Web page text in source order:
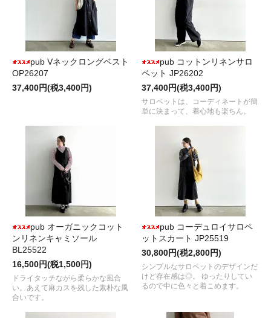
pub Vネックロングベスト
OP26207
37,400円(税3,400円)
pub コットンリネンサロ
ペット JP26202
37,400円(税3,400円)
サロペットは、コーディネートが簡
単に決まって、着心地も楽ちん。
pub オーガニックコット
ンリネンキャミソール
BL25522
16,500円(税1,500円)
ドライタッチながら柔らかな風合
い。あえて麻カスを残した素朴な風
合いです。
pub コーデュロイサロペ
ットスカート JP25519
30,800円(税2,800円)
シンプルなサロペットのデザインだ
けど存在感は◎。 ゆったりしてい
るので中に色々と着こめます。